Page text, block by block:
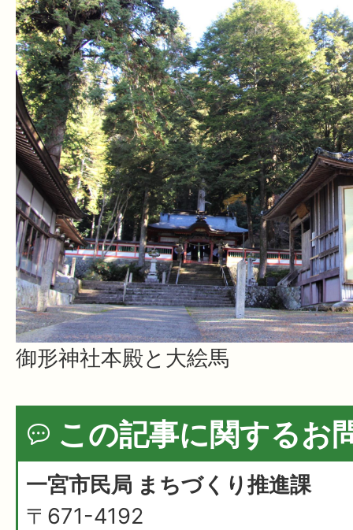
御形神社本殿と大絵馬
この記事に関するお
一宮市民局 まちづくり推進課
〒671-4192